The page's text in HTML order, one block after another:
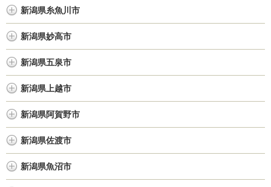
新潟県糸魚川市
新潟県妙高市
新潟県五泉市
新潟県上越市
新潟県阿賀野市
新潟県佐渡市
新潟県魚沼市